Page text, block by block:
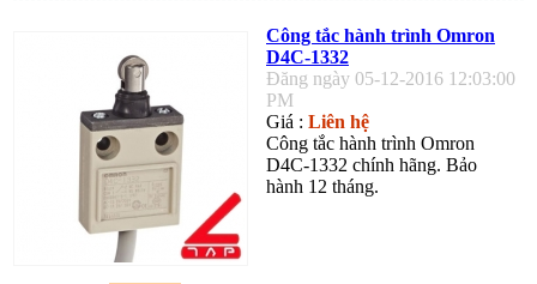
Công tắc hành trình Omron
D4C-1332
Đăng ngày 05-12-2016 12:03:00
PM
Giá : Liên hệ
Công tắc hành trình Omron
D4C-1332 chính hãng. Bảo
hành 12 tháng.